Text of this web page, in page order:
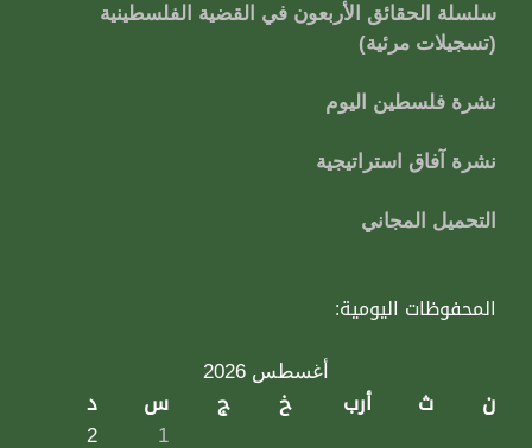
سلسلة الحقائق الأربعون في القضية الفلسطينية
(تسجيلات مرئية)
نشرة فلسطين اليوم
نشرة آفاق استراتيجية
التحميل المجاني
المحفوظات اليومية:
أغسطس 2026
ن ث أرب خ ج س د
1
2